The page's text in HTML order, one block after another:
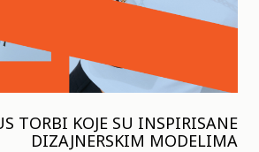
TORBI KOJE SU INSPIRISANE
DIZAJNERSKIM MODELIMA